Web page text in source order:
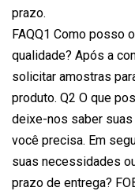
prazo.
FAQQ1 Como posso
qualidade? Após a
solicitar amostras
produto. Q2 O que
deixe-nos saber
você precisa. Em
suas necessidades
prazo de entrega?